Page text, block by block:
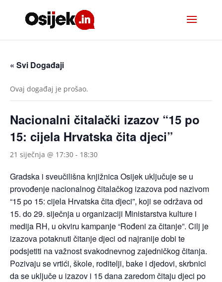
« Svi Događaji
Ovaj događaj je prošao.
Nacionalni čitalački izazov “15 po
15: cijela Hrvatska čita djeci”
21 siječnja @ 17:30 - 18:30
Gradska i sveučilišna knjižnica Osijek uključuje se u
provođenje nacionalnog čitalačkog izazova pod nazivom
“15 po 15: cijela Hrvatska čita djeci”, koji se održava od
15. do 29. siječnja u organizaciji Ministarstva kulture i
medija RH, u okviru kampanje “Rođeni za čitanje”. Cilj je
izazova potaknuti čitanje djeci od najranije dobi te
podsjetiti na važnost svakodnevnog zajedničkog čitanja.
Pozivaju se vrtići, škole, roditelji, bake i djedovi, skrbnici
da se uključe u izazov i 15 dana zaredom čitaju djeci po